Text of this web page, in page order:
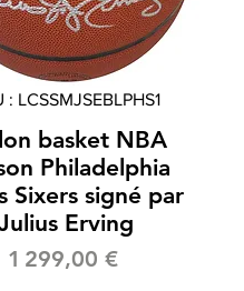
: LCSSMJSEBLPHS1
basket NBA
Philadelphia
Sixers signé par
Erving
1 299,00 €Prix